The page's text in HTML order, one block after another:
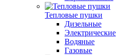
Тепловые пушки
Дизельные
Электрические
Водяные
Газовые